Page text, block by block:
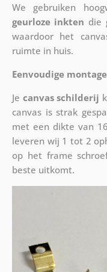
We gebruiken
geurloze inkten die
waardoor het
ruimte in huis.
Eenvoudige montage
Je canvas schilderij
canvas is strak
met een dikte van
leveren wij 1 tot 2
op het frame
beste uitkomt.